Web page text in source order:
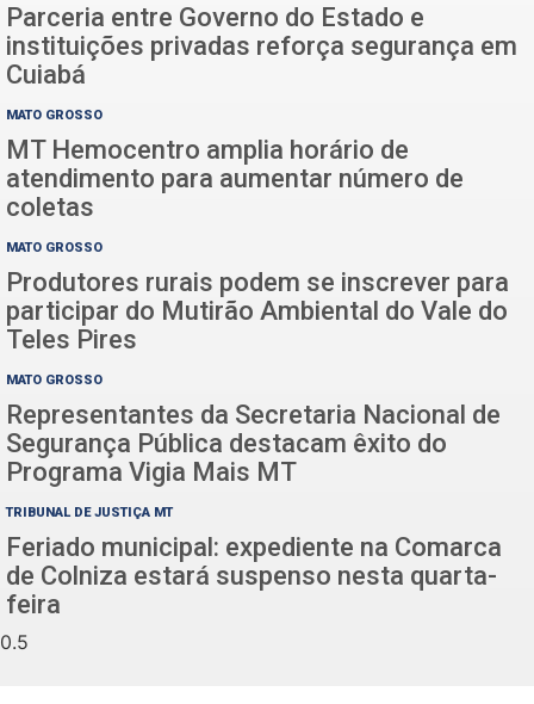
Parceria entre Governo do Estado e
instituições privadas reforça segurança em
Cuiabá
MATO GROSSO
MT Hemocentro amplia horário de
atendimento para aumentar número de
coletas
MATO GROSSO
Produtores rurais podem se inscrever para
participar do Mutirão Ambiental do Vale do
Teles Pires
MATO GROSSO
Representantes da Secretaria Nacional de
Segurança Pública destacam êxito do
Programa Vigia Mais MT
TRIBUNAL DE JUSTIÇA MT
Feriado municipal: expediente na Comarca
de Colniza estará suspenso nesta quarta-
feira